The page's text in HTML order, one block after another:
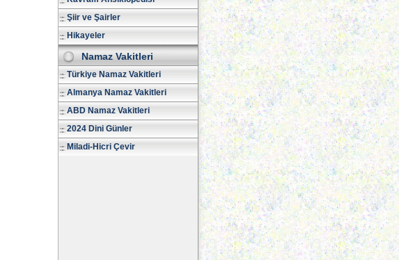
Şiir ve Şairler
Hikayeler
Namaz Vakitleri
Türkiye Namaz Vakitleri
Almanya Namaz Vakitleri
ABD Namaz Vakitleri
2024 Dini Günler
Miladi-Hicri Çevir